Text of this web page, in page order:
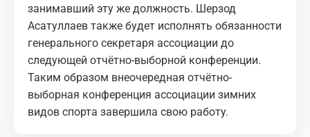
занимавший эту же должность. Шерзод
Асатуллаев также будет исполнять обязанности
генерального секретаря ассоциации до
следующей отчётно-выборной конференции.
Таким образом внеочередная отчётно-
выборная конференция ассоциации зимних
видов спорта завершила свою работу.